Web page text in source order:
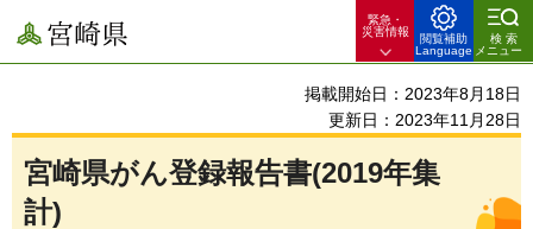
宮崎県
緊急・
災害情報
閲覧補助
Language
検索
メニュー
掲載開始日：2023年8月18日
更新日：2023年11月28日
宮崎県がん登録報告書(2019年集
計)